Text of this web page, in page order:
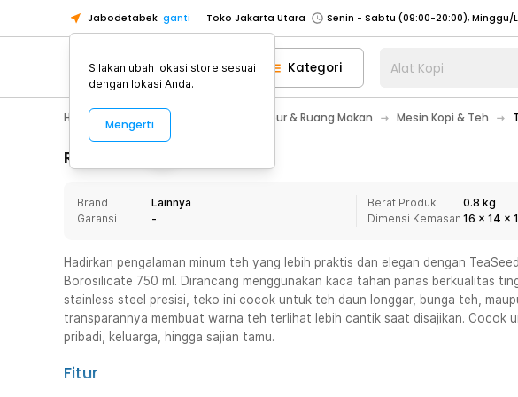
Jabodetabek ganti Toko Jakarta Utara
Toko Tangerang
Toko Cikupa
Pick n Go Jakarta Barat
Senin - Jumat (07:00 - 20:00),
Pick n Go Bekasi
Senin - Jumat (08:00 - 20:00), Sabtu -
Senin - Jumat (08:00 - 20:00), Sabtu -
Senin - Sabtu (09:00-20:00),
Senin - Sabtu (09:00-20:00),
Toko Tangerang
Toko Cikupa
Pick n Go Jakarta Barat
Senin - Jumat (07:00 - 20:00),
Pick n Go Bekasi
Senin - Jumat (08:00 - 20:00), Sabtu -
Kategori Alat Kopi
Home Appliance Perlengkapan Dapur & Ruang Makan Mesin Kopi & Teh
Rincian Produk
Brand
Lainnya
Garansi
-
Berat Produk
0.8 kg
Dimensi Kemasan 16 x 14 x
Hadirkan pengalaman minum teh yang lebih praktis dan elegan dengan
Borosilicate 750 ml. Dirancang menggunakan kaca tahan panas berkualitas
stainless steel presisi, teko ini cocok untuk teh daun longgar, bunga teh,
transparannya membuat warna teh terlihat lebih cantik saat disajikan. Cocok
pribadi, keluarga, hingga sajian tamu.
Fitur
Silakan ubah lokasi store sesuai
dengan lokasi Anda.
Mengerti